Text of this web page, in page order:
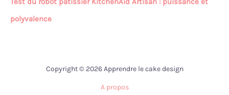
polyvalence
Copyright © 2026 Apprendre le cake design
A propos